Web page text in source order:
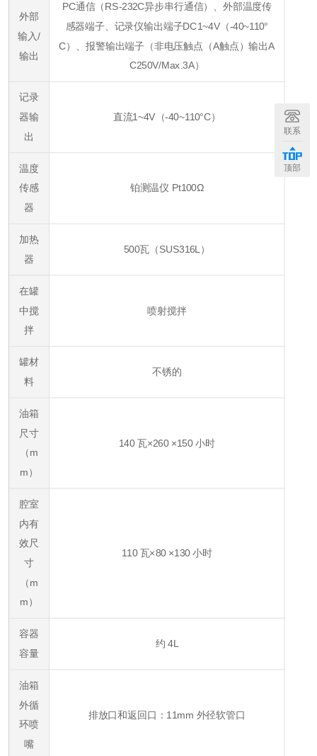
外部
输入/
输出
PC通信（RS-232C异步串行通信）、外部温度传
感器端子、记录仪输出端子DC1~4V（-40~110°
C）、报警输出端子（非电压触点（A触点）输出A
C250V/Max.3A）
记录
器输
出
直流1~4V（-40~110°C）
温度
传感
器
铂测温仪 Pt100Ω
加热
器
500瓦（SUS316L）
在罐
中搅
拌
喷射搅拌
罐材
料
不锈的
油箱
尺寸
（m
m）
140 瓦×260 ×150 小时
腔室
内有
效尺
寸
（m
m）
110 瓦×80 ×130 小时
容器
容量
约 4L
油箱
外循
环喷
嘴
排放口和返回口：11mm 外径软管口
联系
顶部